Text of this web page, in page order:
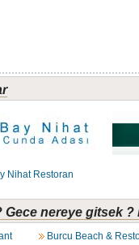
Nihat Restoran
nereye gitsek
Burcu Beach &